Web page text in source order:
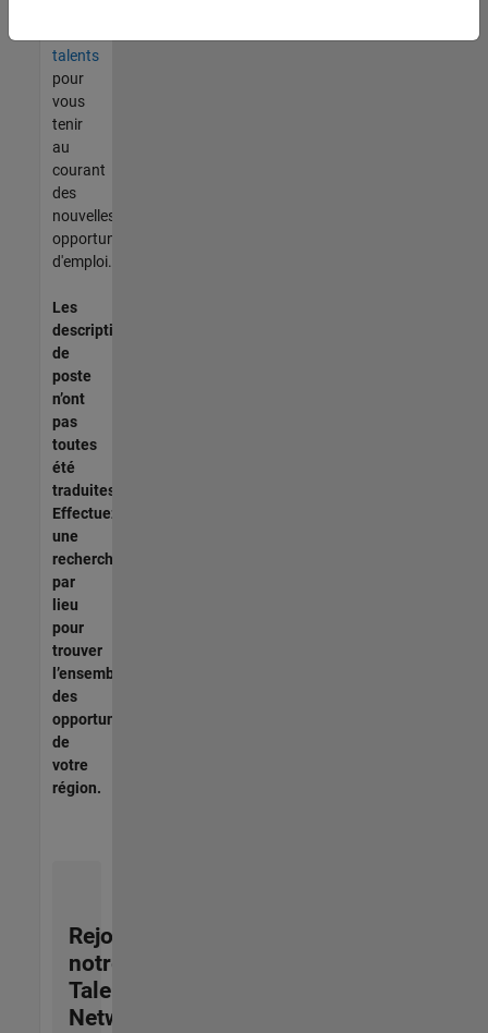
talents
pour
vous
tenir
au
courant
des
nouvelles
opportunités
d'emploi.
Les
descriptions
de
poste
n’ont
pas
toutes
été
traduites.
Effectuez
une
recherche
par
lieu
pour
trouver
l’ensemble
des
opportunités
de
votre
région.
Rejoignez
notre
Talent
Network